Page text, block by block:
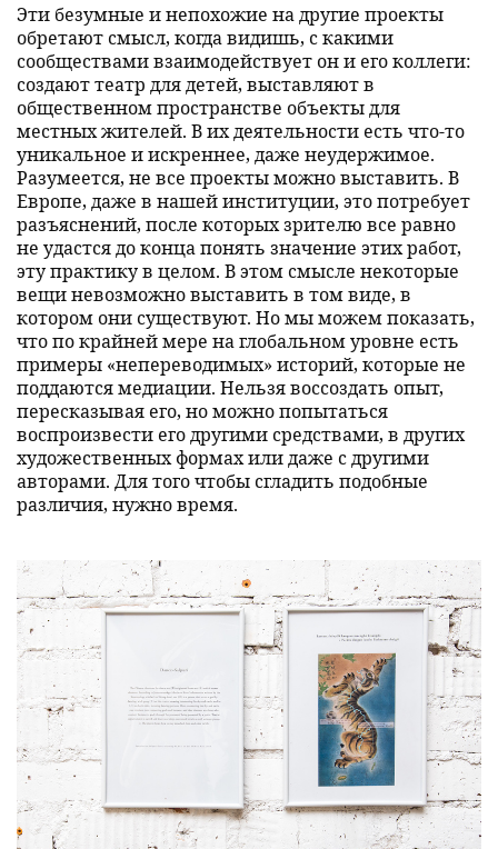
Эти безумные и непохожие на другие проекты
обретают смысл, когда видишь, с какими
сообществами взаимодействует он и его коллеги:
создают театр для детей, выставляют в
общественном пространстве объекты для
местных жителей. В их деятельности есть что-то
уникальное и искреннее, даже неудержимое.
Разумеется, не все проекты можно выставить. В
Европе, даже в нашей институции, это потребует
разъяснений, после которых зрителю все равно
не удастся до конца понять значение этих работ,
эту практику в целом. В этом смысле некоторые
вещи невозможно выставить в том виде, в
котором они существуют. Но мы можем показать,
что по крайней мере на глобальном уровне есть
примеры «непереводимых» историй, которые не
поддаются медиации. Нельзя воссоздать опыт,
пересказывая его, но можно попытаться
воспроизвести его другими средствами, в других
художественных формах или даже с другими
авторами. Для того чтобы сгладить подобные
различия, нужно время.